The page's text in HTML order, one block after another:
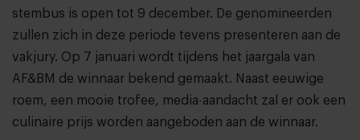
stembus is open tot 9 december. De genomineerden
zullen zich in deze periode tevens presenteren aan de
vakjury. Op 7 januari wordt tijdens het jaargala van
AF&BM de winnaar bekend gemaakt. Naast eeuwige
roem, een mooie trofee, media-aandacht zal er ook een
culinaire prijs worden aangeboden aan de winnaar.